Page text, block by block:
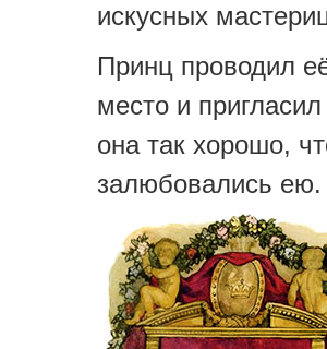
искусных
Принц проводил
место и
она так хорошо,
залюбовались ею.